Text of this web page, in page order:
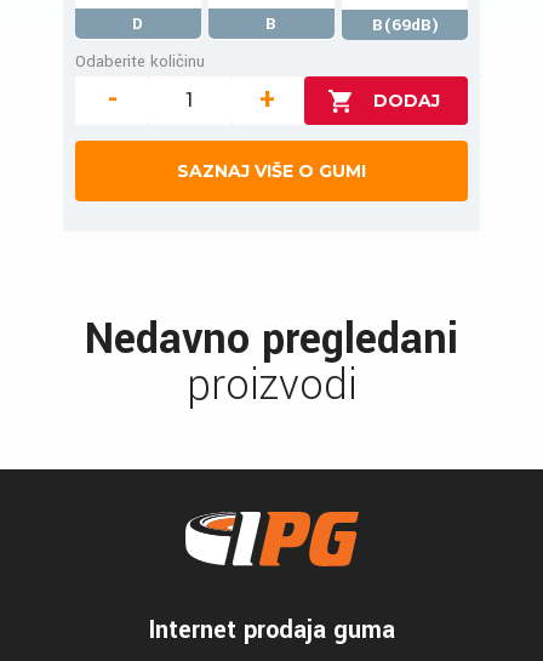
D B
B(69dB)
Odaberite količinu
- +
SAZNAJ VIŠE O GUMI
Nedavno pregledani
proizvodi
Internet prodaja guma